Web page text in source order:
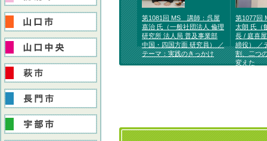
第1081回 MS 講師：呉屋
嘉治 氏（一般社団法人 倫理
研究所 法人局 普及事業部
中国・四国方面 研究員） ／
テーマ：実践のきっかけ
第1077回
太朗 氏（
長 / 庭喜
締役） ／
割、二つ
変えた